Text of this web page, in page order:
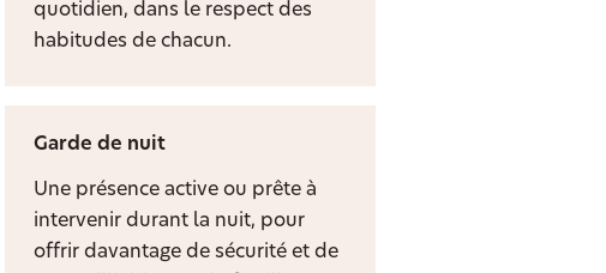
quotidien, dans le respect des
habitudes de chacun.
Garde de nuit
Une présence active ou prête à
intervenir durant la nuit, pour
offrir davantage de sécurité et de